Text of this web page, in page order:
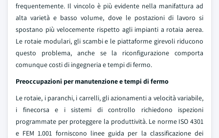
frequentemente. Il vincolo è più evidente nella manifattura ad
alta varietà e basso volume, dove le postazioni di lavoro si
spostano più velocemente rispetto agli impianti a rotaia aerea.
Le rotaie modulari, gli scambi e le piattaforme girevoli riducono
questo problema, anche se la riconfigurazione comporta
comunque costi di ingegneria e tempi di fermo.
Preoccupazioni per manutenzione e tempi di fermo
Le rotaie, i paranchi, i carrelli, gli azionamenti a velocità variabile,
i finecorsa e i sistemi di controllo richiedono ispezioni
programmate per proteggere la produttività. Le norme ISO 4301
e FEM 1.001 forniscono linee guida per la classificazione dei